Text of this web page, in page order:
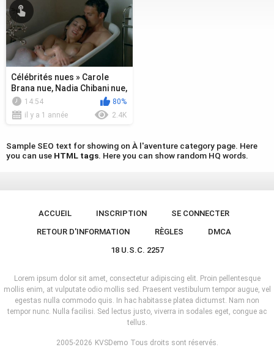
Célébrités nues » Carole
Brana nue, Nadia Chibani nue,
Lise Bellynck nue - A l'...
14:54
80%
il y a 1 année
2.4K
Sample SEO text for showing on À l'aventure category page. Here
you can use HTML tags. Here you can show random HQ words.
ACCUEIL INSCRIPTION
SE CONNECTER
RETOUR D'INFORMATION
RÈGLES
DMCA
18 U.S.C. 2257
2005-2026 KVSDemo Tous droits sont réservés.
Lorem ipsum dolor sit amet, consectetur adipiscing elit. Proin pellentesque
mollis enim, at vulputate odio mollis sed. Praesent vestibulum tempor augue, vel
egestas nulla commodo quis. In hac habitasse platea dictumst. Nam non
tempor nunc. Nulla facilisi. Sed lectus justo, viverra in sodales eget, congue ac
tellus.